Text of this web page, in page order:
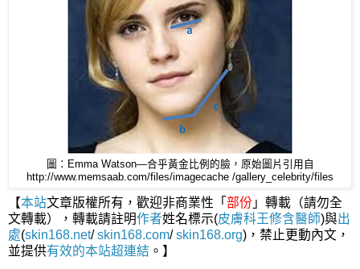
圖：Emma Watson—合乎黃金比例的臉，原始圖片引用自
http://www.memsaab.com/files/imagecache /gallery_celebrity/files
【本站文章版權所有，歡迎非商業性「 部份 」轉載（請勿全
文轉載），轉載請註明作者姓名標示(皮膚科王修含醫師)與出
處(skin168.net/skin168.com/skin168.org)，禁止更動內文，
並提供有效的本站超連結 。】